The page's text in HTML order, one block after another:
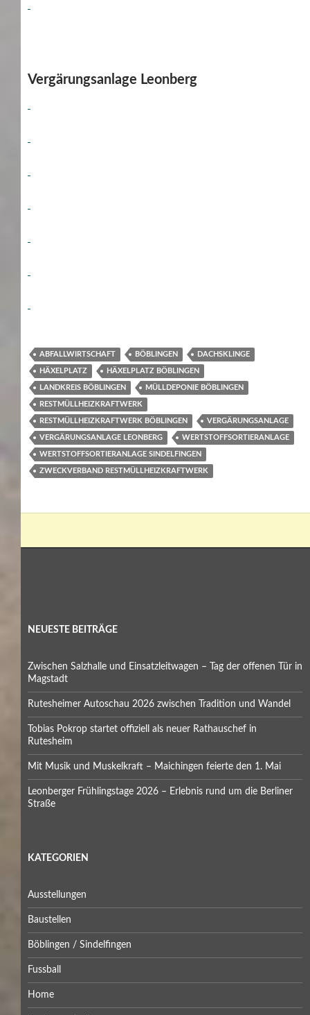
Vergärungsanlage Leonberg
ABFALLWIRTSCHAFT BÖBLINGEN DACHSKLINGE
HÄXELPLATZ HÄXELPLATZ BÖBLINGEN
LANDKREIS BÖBLINGEN MÜLLDEPONIE BÖBLINGEN
RESTMÜLLHEIZKRAFTWERK
RESTMÜLLHEIZKRAFTWERK BÖBLINGEN VERGÄRUNGSANLAGE
VERGÄRUNGSANLAGE LEONBERG WERTSTOFFSORTIERANLAGE
WERTSTOFFSORTIERANLAGE SINDELFINGEN
ZWECKVERBAND RESTMÜLLHEIZKRAFTWERK
NEUESTE BEITRÄGE
Zwischen Salzhalle und Einsatzleitwagen – Tag der offenen Tür in
Magstadt
Rutesheimer Autoschau 2026 zwischen Tradition und Wandel
Tobias Pokrop startet offiziell als neuer Rathauschef in
Rutesheim
Mit Musik und Muskelkraft – Maichingen feierte den 1. Mai
Leonberger Frühlingstage 2026 – Erlebnis rund um die Berliner
Straße
KATEGORIEN
Ausstellungen
Baustellen
Böblingen / Sindelfingen
Fussball
Home